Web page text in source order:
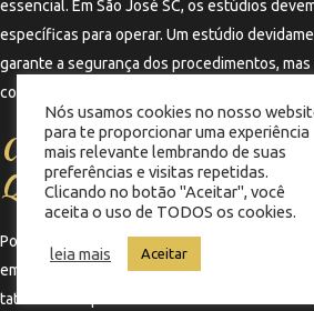
essencial. Em São José SC, os estúdios
específicas para operar. Um estúdio
garante a segurança dos procedimentos,
compromisso com a qualidade e a ética
Considerações Finais
Qualidade
Por fim, ao buscar onde fazer tatuagem com
em São José SC, é fundamental priorizar a
tatuador e a qualidade do estúdio. Investir
Nós usamos cookies no nosso
para te proporcionar uma experiência
mais relevante lembrando de suas
preferências e visitas repetidas.
Clicando no botão "Aceitar", você
aceita o uso de TODOS os cookies.
leia mais Aceitar